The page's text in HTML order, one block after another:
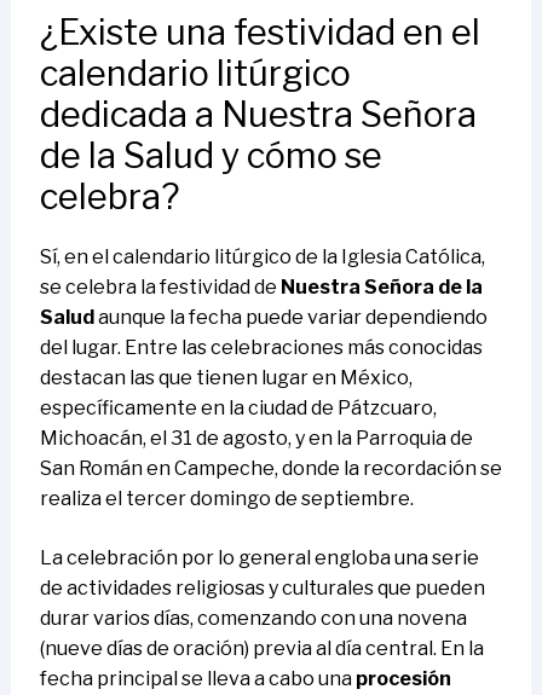
¿Existe una festividad en el
calendario litúrgico
dedicada a Nuestra Señora
de la Salud y cómo se
celebra?
Sí, en el calendario litúrgico de la Iglesia Católica,
se celebra la festividad de Nuestra Señora de la
Saludaunque la fecha puede variar dependiendo
del lugar. Entre las celebraciones más conocidas
destacan las que tienen lugar en México,
específicamente en la ciudad de Pátzcuaro,
Michoacán, el 31 de agosto, y en la Parroquia de
San Román en Campeche, donde la recordación se
realiza el tercer domingo de septiembre.
La celebración por lo general engloba una serie
de actividades religiosas y culturales que pueden
durar varios días, comenzando con una novena
(nueve días de oración) previa al día central. En la
fecha principal se lleva a cabo una procesión